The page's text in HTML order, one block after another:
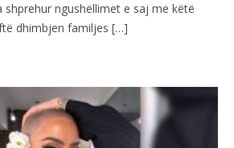
shprehur ngushëllimet e saj me këtë
dhimbjen familjes […]